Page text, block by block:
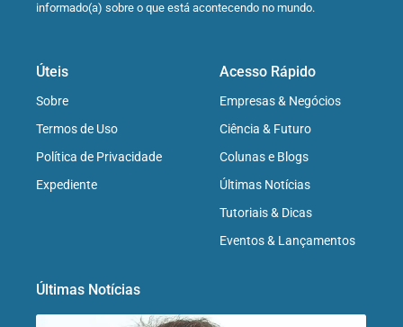
informado(a) sobre o que está acontecendo no mundo.
Úteis
Sobre
Termos de Uso
Política de Privacidade
Expediente
Acesso Rápido
Empresas & Negócios
Ciência & Futuro
Colunas e Blogs
Últimas Notícias
Tutoriais & Dicas
Eventos & Lançamentos
Últimas Notícias